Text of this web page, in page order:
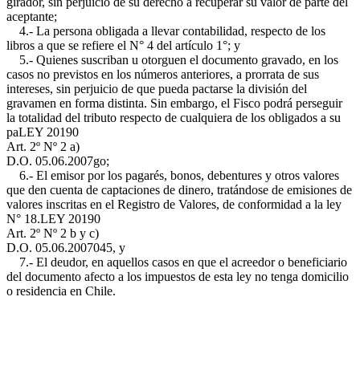
aceptante;
4.- La persona obligada a llevar contabilidad, respecto de los
libros a que se refiere el N° 4 del artículo 1°; y
5.- Quienes suscriban u otorguen el documento gravado, en los
casos no previstos en los números anteriores, a prorrata de sus
intereses, sin perjuicio de que pueda pactarse la división del
gravamen en forma distinta. Sin embargo, el Fisco podrá perseguir
la totalidad del tributo respecto de cualquiera de los obligados a su
paLEY 20190
Art. 2º Nº 2 a)
D.O. 05.06.2007go;
6.- El emisor por los pagarés, bonos, debentures y otros valores
que den cuenta de captaciones de dinero, tratándose de emisiones de
valores inscritas en el Registro de Valores, de conformidad a la ley
N° 18.LEY 20190
Art. 2º Nº 2 b y c)
D.O. 05.06.2007045, y
7.- El deudor, en aquellos casos en que el acreedor o beneficiario
del documento afecto a los impuestos de esta ley no tenga domicilio
o residencia en Chile.